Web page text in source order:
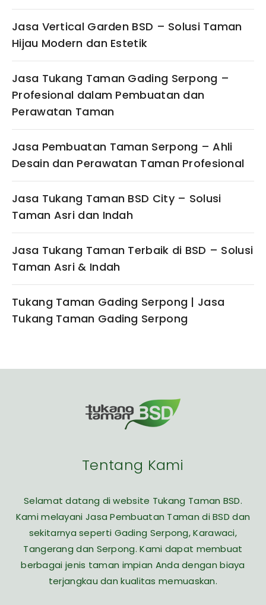
Jasa Vertical Garden BSD – Solusi Taman
Hijau Modern dan Estetik
Jasa Tukang Taman Gading Serpong –
Profesional dalam Pembuatan dan
Perawatan Taman
Jasa Pembuatan Taman Serpong – Ahli
Desain dan Perawatan Taman Profesional
Jasa Tukang Taman BSD City – Solusi
Taman Asri dan Indah
Jasa Tukang Taman Terbaik di BSD – Solusi
Taman Asri & Indah
Tukang Taman Gading Serpong | Jasa
Tukang Taman Gading Serpong
Tentang Kami
Selamat datang di website Tukang Taman BSD.
Kami melayani Jasa Pembuatan Taman di BSD dan
sekitarnya seperti Gading Serpong, Karawaci,
Tangerang dan Serpong. Kami dapat membuat
berbagai jenis taman impian Anda dengan biaya
terjangkau dan kualitas memuaskan.